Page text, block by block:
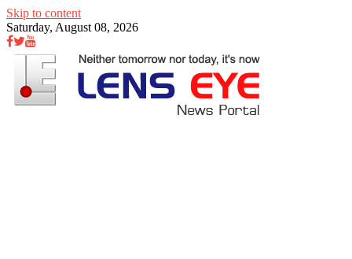
Skip to content
Saturday, August 08, 2026